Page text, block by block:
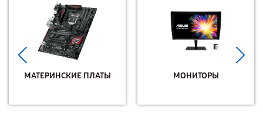
МАТЕРИНСКИЕ ПЛАТЫ МОНИТОРЫ